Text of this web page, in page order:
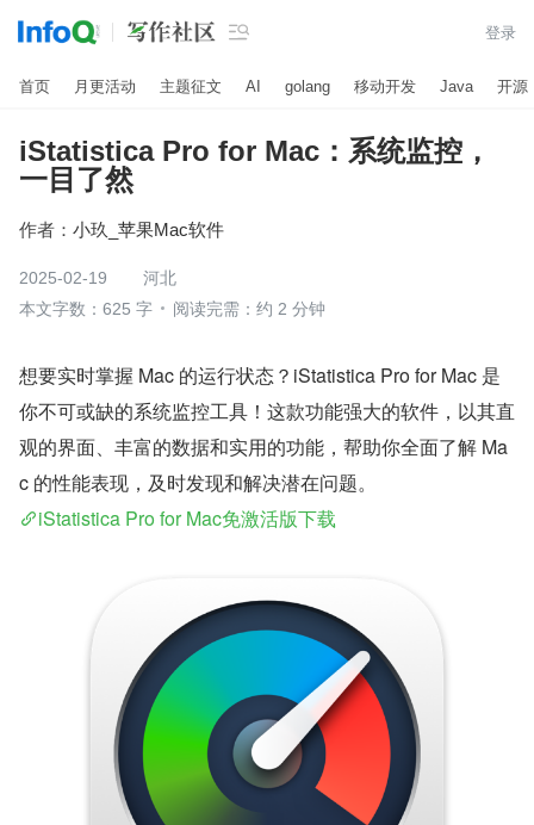
 登录
首页 月更活动 主题征文 AI golang 移动开发 Java 开源
iStatistica Pro for Mac：系统监控，
一目了然
作者： 小玖_苹果Mac软件
2025-02-19
河北
本文字数：625 字
阅读完需：约 2 分钟
想要实时掌握 Mac 的运行状态？iStatistica Pro for Mac 是
你不可或缺的系统监控工具！这款功能强大的软件，以其直
观的界面、丰富的数据和实用的功能，帮助你全面了解 Ma
c 的性能表现，及时发现和解决潜在问题。
iStatistica Pro for Mac免激活版下载